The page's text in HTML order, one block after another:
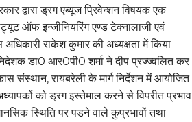
द्वारा ड्रग एब्यूज प्रिवेन्शन विषयक एक
ऑफ इन्जीनियरिंग एण्ड टेक्नालाजी एवं
राकेश कुमार की अध्यक्षता में किया
डा0 आर0पी0 शर्मा ने दीप प्रज्ज्वलित कर
संस्थान, रायबरेली के मार्ग निर्देशन में आयोजित
को ड्रग इस्तेमाल करने से विपरीत प्रभाव
स्थिति पर पडने वाले कुप्रभावों तथा